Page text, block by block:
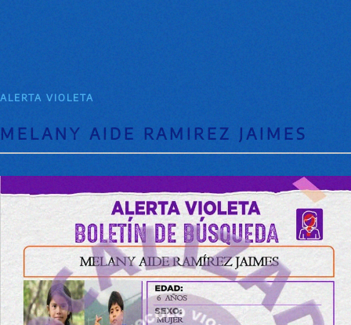
ALERTA VIOLETA
MELANY AIDE RAMIREZ JAIMES